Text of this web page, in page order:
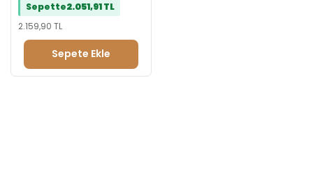
Sepette2.051,91 TL
2.159,90 TL
Sepete Ekle